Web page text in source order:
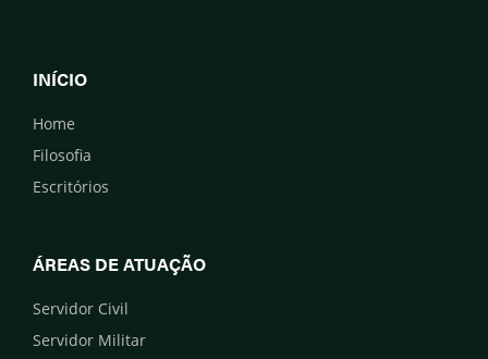
INÍCIO
Home
Filosofia
Escritórios
ÁREAS DE ATUAÇÃO
Servidor Civil
Servidor Militar